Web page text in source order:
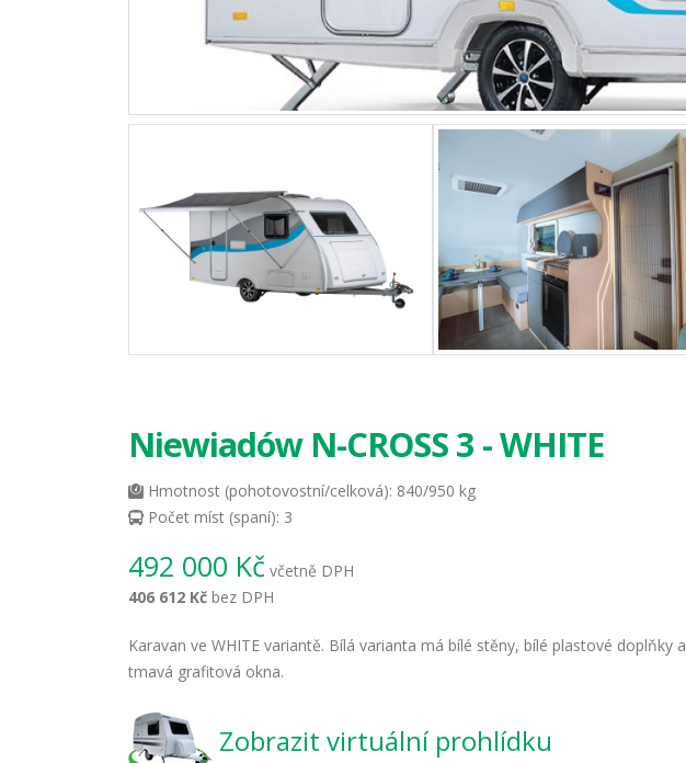
Niewiadów N-CROSS 3 - WHITE
Hmotnost (pohotovostní/celková): 840/950 kg
Počet míst (spaní): 3
492 000 Kč včetně DPH
406 612 Kč bez DPH
Karavan ve WHITE variantě. Bílá varianta má bílé stěny, bílé plastové doplňky a
tmavá grafitová okna.
Zobrazit virtuální prohlídku